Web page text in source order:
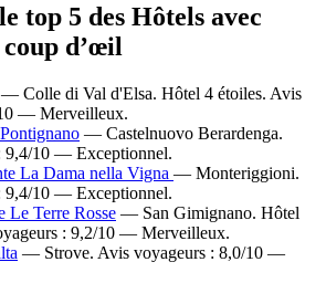
top 5 des Hôtels avec
d’œil
— Colle di Val d'Elsa. Hôtel 4 étoiles. Avis
— Merveilleux.
— Castelnuovo Berardenga.
9,4/10 — Exceptionnel.
La Dama nella Vigna — Monteriggioni.
9,4/10 — Exceptionnel.
Le Terre Rosse — San Gimignano. Hôtel
: 9,2/10 — Merveilleux.
— Strove. Avis voyageurs : 8,0/10 —